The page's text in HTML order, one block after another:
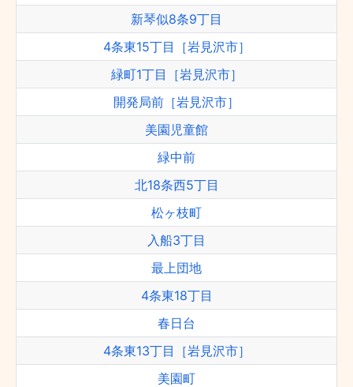
新琴似8条9丁目
4条東15丁目［岩見沢市］
緑町1丁目［岩見沢市］
開発局前［岩見沢市］
美園児童館
緑中前
北18条西5丁目
松ヶ枝町
入船3丁目
最上団地
4条東18丁目
春日台
4条東13丁目［岩見沢市］
美園町